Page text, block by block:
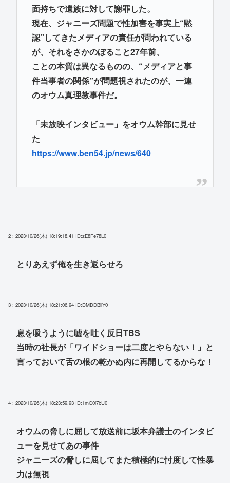
面持ちで遺族に対して謝罪した。
現在、ジャニーズ問題で性加害を事実上“黙
認”してきたメディアの責任が問われている
が、それをさかのぼること27年前、
ことの本質は異なるものの、“メディアと事
件当事者の関係”が問題視されたのが、一連
のオウム真理教事件だ。
「未放映インタビュー」をオウム幹部に見せ
た
https://www.ben54.jp/news/640
2 : 2023/10/26(木) 18:19:18.41 ID:zE8Fe78L0
とりあえず俺を生き返らせろ
3 : 2023/10/26(木) 18:21:06.94 ID:DMDDBilY0
息を吸うように嘘を吐く反日TBS
当時の社長が「ワイドショーは二度とやらない！」と
言っておいて舌の根の乾かぬ内に再開してるからな！
4 : 2023/10/26(木) 18:23:59.93 ID:1mQ0i7bU0
オウムの脅しに屈して放送前に坂本弁護士のインタビ
ューを見せてあの事件
ジャニーズの脅しに屈してまた積極的に忖度して性暴
力は無視